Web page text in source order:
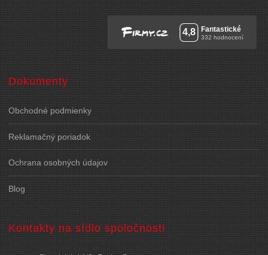
Dokumenty
Obchodné podmienky
Reklamačný poriadok
Ochrana osobných údajov
Blog
Kontakty na sídlo spoločnosti